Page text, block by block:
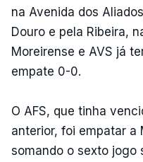
na Avenida dos
Douro e pela Ribeira,
Moreirense e AVS já
empate 0-0.
O AFS, que tinha
anterior, foi empatar a
somando o sexto jogo